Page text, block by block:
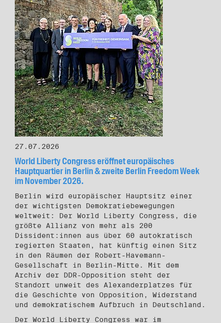
27.07.2026
World Liberty Congress eröffnet europäisches
Hauptquartier in Berlin & zweite Berlin Freedom Week
im November 2026.
Berlin wird europäischer Hauptsitz einer
der wichtigsten Demokratiebewegungen
weltweit: Der World Liberty Congress, die
größte Allianz von mehr als 200
Dissident:innen aus über 60 autokratisch
regierten Staaten, hat künftig einen Sitz
in den Räumen der Robert-Havemann-
Gesellschaft in Berlin-Mitte. Mit dem
Archiv der DDR-Opposition steht der
Standort unweit des Alexanderplatzes für
die Geschichte von Opposition, Widerstand
und demokratischem Aufbruch in Deutschland.
Der World Liberty Congress war im